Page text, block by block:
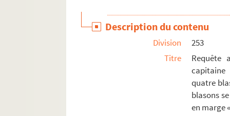
Ms Chiflet 112-114. Lettres écrites à Jules
Ms Chiflet 115. « Erycii Puteanie pistolarum ad
Ms Chiflet 116. « Epistolarum Erycii Puteani
Ms Chiflet 117. Erycii Puteani ad
Ms Chiflet 118. « Erycii Puteani epistolarum
Ms Chiflet 119. « Erycii Puteani epistolarum
Ms Chiflet 120. « Erycii Puteani epistolarum
Description du contenu
Division
253
Titre
Requête
capitaine
quatre
blasons
en marge